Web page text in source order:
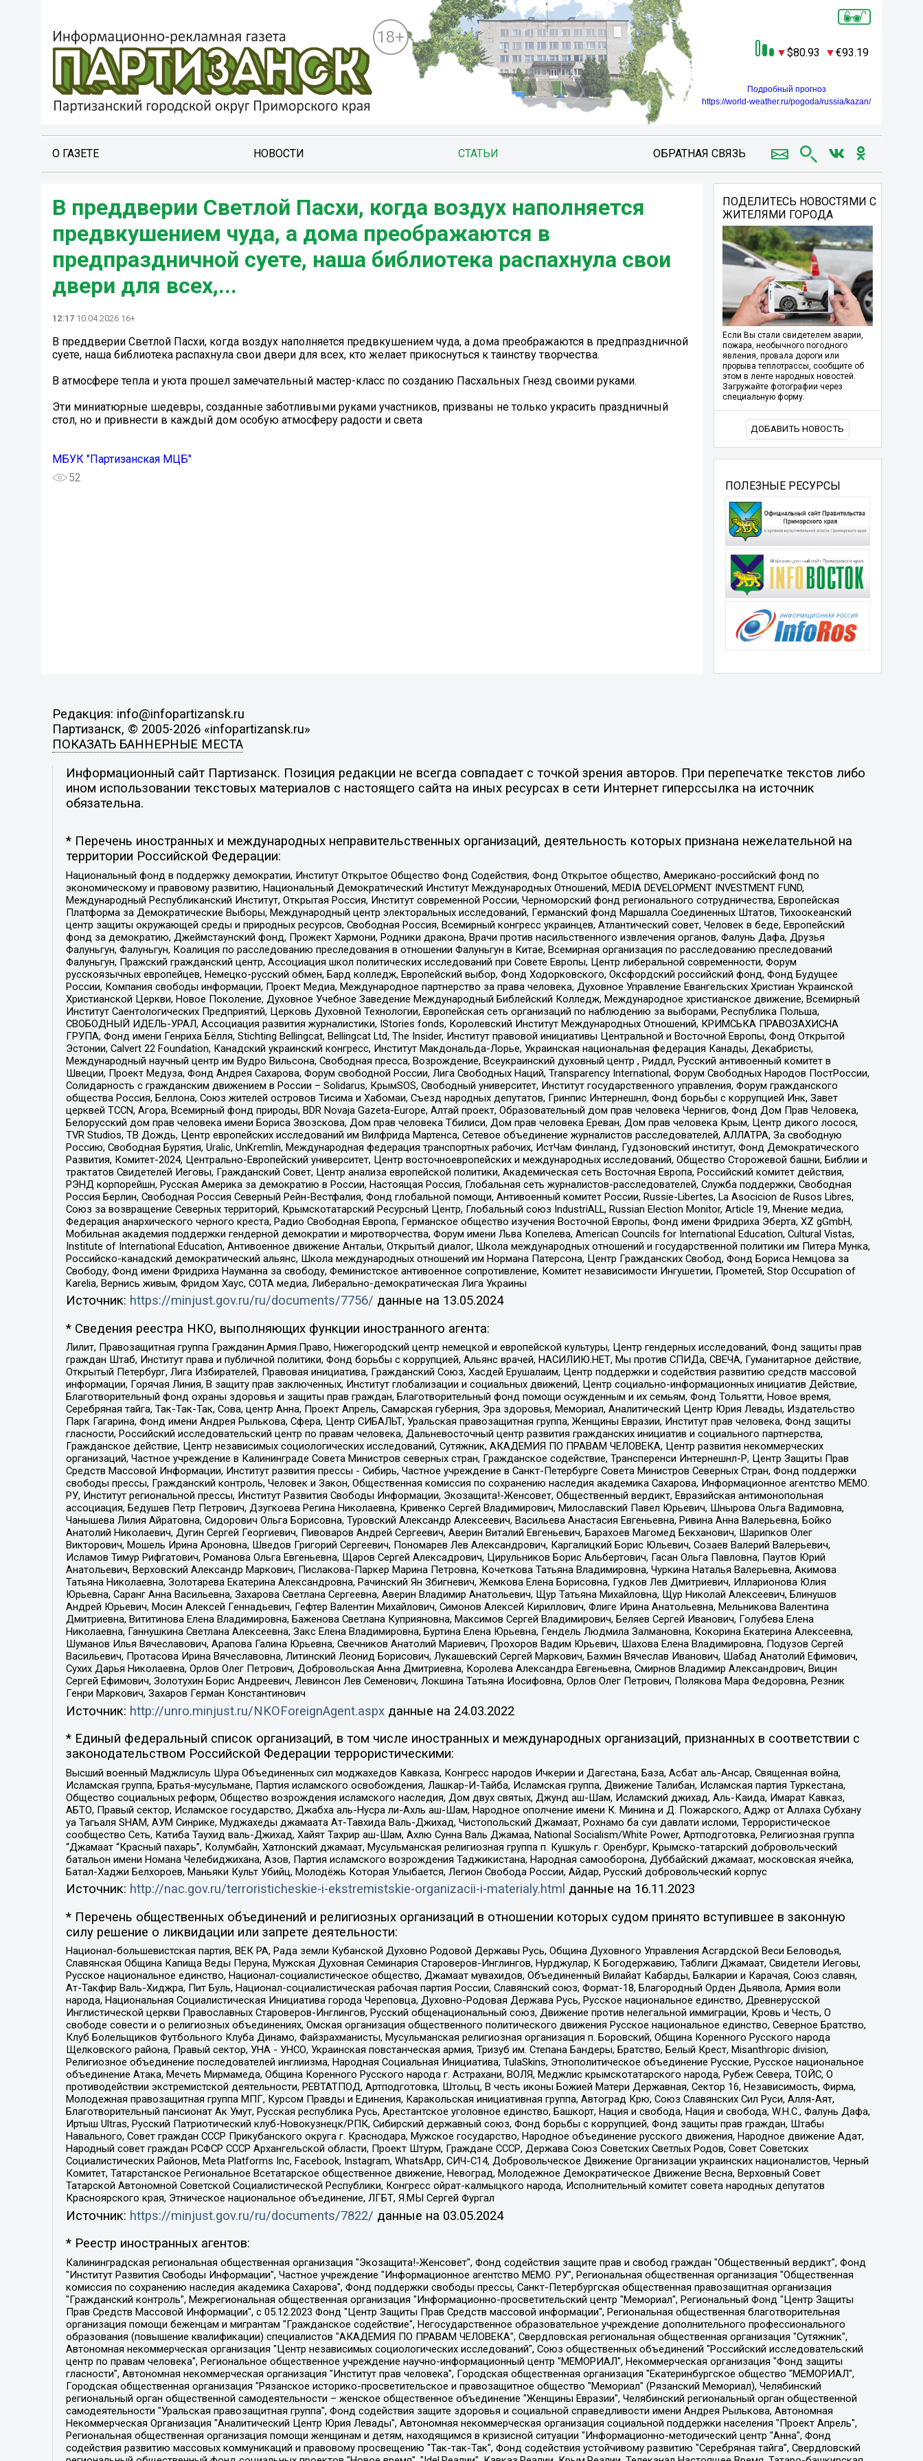
18+
80.93 93.19
Подробный прогноз
https://world-weather.ru/pogoda/russia/kazan/
О ГАЗЕТЕ НОВОСТИ СТАТЬИ ОБРАТНАЯ СВЯЗЬ
В преддверии Светлой Пасхи, когда воздух наполняется
предвкушением чуда, а дома преображаются в
предпраздничной суете, наша библиотека распахнула свои
двери для всех,...
12:17 10.04.2026 16+
В преддверии Светлой Пасхи, когда воздух наполняется предвкушением чуда, а дома преображаются в предпраздничной
суете, наша библиотека распахнула свои двери для всех, кто желает прикоснуться к таинству творчества.
В атмосфере тепла и уюта прошел замечательный мастер-класс по созданию Пасхальных Гнезд своими руками.
Эти миниатюрные шедевры, созданные заботливыми руками участников, призваны не только украсить праздничный
стол, но и привнести в каждый дом особую атмосферу радости и света
МБУК "Партизанская МЦБ"
52
ПОДЕЛИТЕСЬ НОВОСТЯМИ С
ЖИТЕЛЯМИ ГОРОДА
Если Вы стали свидетелем аварии,
пожара, необычного погодного
явления, провала дороги или
прорыва теплотрассы, сообщите об
этом в ленте народных новостей.
Загружайте фотографии через
специальную форму.
ДОБАВИТЬ НОВОСТЬ
ПОЛЕЗНЫЕ РЕСУРСЫ
Редакция: info@infopartizansk.ru
Партизанск, © 2005-2026 «infopartizansk.ru»
ПОКАЗАТЬ БАННЕРНЫЕ МЕСТА
Информационный сайт Партизанск. Позиция редакции не всегда совпадает с точкой зрения авторов. При перепечатке текстов либо
ином использовании текстовых материалов с настоящего сайта на иных ресурсах в сети Интернет гиперссылка на источник
обязательна.
* Перечень иностранных и международных неправительственных организаций, деятельность которых признана нежелательной на
территории Российской Федерации:
Национальный фонд в поддержку демократии, Институт Открытое Общество Фонд Содействия, Фонд Открытое общество, Американо-российский фонд по
экономическому и правовому развитию, Национальный Демократический Институт Международных Отношений, MEDIA DEVELOPMENT INVESTMENT FUND,
Международный Республиканский Институт, Открытая Россия, Институт современной России, Черноморский фонд регионального сотрудничества, Европейская
Платформа за Демократические Выборы, Международный центр электоральных исследований, Германский фонд Маршалла Соединенных Штатов, Тихоокеанский
центр защиты окружающей среды и природных ресурсов, Свободная Россия, Всемирный конгресс украинцев, Атлантический совет, Человек в беде, Европейский
фонд за демократию, Джеймстаунский фонд, Прожект Хармони, Родники дракона, Врачи против насильственного извлечения органов, Фалунь Дафа, Друзья
Фалуньгун, Фалуньгун, Коалиция по расследованию преследования в отношении Фалуньгун в Китае, Всемирная организация по расследованию преследований
Фалуньгун, Пражский гражданский центр, Ассоциация школ политических исследований при Совете Европы, Центр либеральной современности, Форум
русскоязычных европейцев, Немецко-русский обмен, Бард колледж, Европейский выбор, Фонд Ходорковского, Оксфордский российский фонд, Фонд Будущее
России, Компания свободы информации, Проект Медиа, Международное партнерство за права человека, Духовное Управление Евангельских Христиан Украинской
Христианской Церкви, Новое Поколение, Духовное Учебное Заведение Международный Библейский Колледж, Международное христианское движение, Всемирный
Институт Саентологических Предприятий, Церковь Духовной Технологии, Европейская сеть организаций по наблюдению за выборами, Республика Польша,
СВОБОДНЫЙ ИДЕЛЬ-УРАЛ, Ассоциация развития журналистики, IStories fonds, Королевский Институт Международных Отношений, КРИМСЬКА ПРАВОЗАХИСНА
ГРУПА, Фонд имени Генриха Бёлля, Stichting Bellingcat, Bellingcat Ltd, The Insider, Институт правовой инициативы Центральной и Восточной Европы, Фонд Открытой
Эстонии, Calvert 22 Foundation, Канадский украинский конгресс, Институт Макдональда-Лорье, Украинская национальная федерация Канады, Декабристы,
Международный научный центр им Вудро Вильсона, Свободная пресса, Возрождение, Всеукраинский духовный центр , Риддл, Русский антивоенный комитет в
Швеции, Проект Медуза, Фонд Андрея Сахарова, Форум свободной России, Лига Свободных Наций, Transparеncy International, Форум Свободных Народов ПостРоссии,
Солидарность с гражданским движением в России – Solidarus, КрымSOS, Свободный университет, Институт государственного управления, Форум гражданского
общества Россия, Беллона, Союз жителей островов Тисима и Хабомаи, Съезд народных депутатов, Гринпис Интернешнл, Фонд борьбы с коррупцией Инк, Завет
церквей TCCN, Агора, Всемирный фонд природы, BDR Novaja Gazeta-Europe, Алтай проект, Образовательный дом прав человека Чернигов, Фонд Дом Прав Человека,
Белорусский дом прав человека имени Бориса Звозскова, Дом прав человека Тбилиси, Дом прав человека Ереван, Дом прав человека Крым, Центр дикого лосося,
TVR Studios, ТВ Дождь, Центр европейских исследований им Вилфрида Мартенса, Сетевое объединение журналистов расследователей, АЛЛАТРА, За свободную
Россию, Свободная Бурятия, Uralic, UnKremlin, Международная федерация транспортных рабочих, ИстЧам Финланд, Гудзоновский институт, Фонд Демократического
Развития, Комитет-2024, Центрально-Европейский университет, Центр восточноевропейских и международных исследований, Общество Сторожевой башни, Библии и
трактатов Свидетелей Иеговы, Гражданский Совет, Центр анализа европейской политики, Академическая сеть Восточная Европа, Российский комитет действия,
РЭНД корпорейшн, Русская Америка за демократию в России, Настоящая Россия, Глобальная сеть журналистов-расследователей, Служба поддержки, Свободная
Россия Берлин, Свободная Россия Северный Рейн-Вестфалия, Фонд глобальной помощи, Антивоенный комитет России, Russie-Libertes, La Asocicion de Rusos Libres,
Союз за возвращение Северных территорий, Крымскотатарский Ресурсный Центр, Глобальный союз IndustriALL, Russian Election Monitor, Article 19, Мнение медиа,
Федерация анархического черного креста, Радио Свободная Европа, Германское общество изучения Восточной Европы, Фонд имени Фридриха Эберта, XZ gGmbH,
Мобильная академия поддержки гендерной демократии и миротворчества, Форум имени Льва Копелева, American Councils for International Education, Cultural Vistas,
Institute of International Education, Антивоенное движение Антальи, Открытый диалог, Школа международных отношений и государственной политики им Питера Мунка,
Российско-канадский демократический альянс, Школа международных отношений им Нормана Патерсона, Центр Гражданских Свобод, Фонд Бориса Немцова за
Свободу, Фонд имени Фридриха Науманна за свободу, Феминистское антивоенное сопротивление, Комитет независимости Ингушетии, Прометей, Stop Occupation of
Karelia, Вернись живым, Фридом Хаус, СОТА медиа, Либерально-демократическая Лига Украины
Источник: https://minjust.gov.ru/ru/documents/7756/ данные на 13.05.2024
* Сведения реестра НКО, выполняющих функции иностранного агента:
Лилит, Правозащитная группа Гражданин.Армия.Право, Нижегородский центр немецкой и европейской культуры, Центр гендерных исследований, Фонд защиты прав
граждан Штаб, Институт права и публичной политики, Фонд борьбы с коррупцией, Альянс врачей, НАСИЛИЮ.НЕТ, Мы против СПИДа, СВЕЧА, Гуманитарное действие,
Открытый Петербург, Лига Избирателей, Правовая инициатива, Гражданский Союз, Хасдей Ерушалаим, Центр поддержки и содействия развитию средств массовой
информации, Горячая Линия, В защиту прав заключенных, Институт глобализации и социальных движений, Центр социально-информационных инициатив Действие,
Благотворительный фонд охраны здоровья и защиты прав граждан, Благотворительный фонд помощи осужденным и их семьям, Фонд Тольятти, Новое время,
Серебряная тайга, Так-Так-Так, Сова, центр Анна, Проект Апрель, Самарская губерния, Эра здоровья, Мемориал, Аналитический Центр Юрия Левады, Издательство
Парк Гагарина, Фонд имени Андрея Рылькова, Сфера, Центр СИБАЛЬТ, Уральская правозащитная группа, Женщины Евразии, Институт прав человека, Фонд защиты
гласности, Российский исследовательский центр по правам человека, Дальневосточный центр развития гражданских инициатив и социального партнерства,
Гражданское действие, Центр независимых социологических исследований, Сутяжник, АКАДЕМИЯ ПО ПРАВАМ ЧЕЛОВЕКА, Центр развития некоммерческих
организаций, Частное учреждение в Калининграде Совета Министров северных стран, Гражданское содействие, Трансперенси Интернешнл-Р, Центр Защиты Прав
Средств Массовой Информации, Институт развития прессы - Сибирь, Частное учреждение в Санкт-Петербурге Совета Министров Северных Стран, Фонд поддержки
свободы прессы, Гражданский контроль, Человек и Закон, Общественная комиссия по сохранению наследия академика Сахарова, Информационное агентство МЕМО.
РУ, Институт региональной прессы, Институт Развития Свободы Информации, Экозащита!-Женсовет, Общественный вердикт, Евразийская антимонопольная
ассоциация, Бедушев Петр Петрович, Дзугкоева Регина Николаевна, Кривенко Сергей Владимирович, Милославский Павел Юрьевич, Шнырова Ольга Вадимовна,
Чанышева Лилия Айратовна, Сидорович Ольга Борисовна, Туровский Александр Алексеевич, Васильева Анастасия Евгеньевна, Ривина Анна Валерьевна, Бойко
Анатолий Николаевич, Дугин Сергей Георгиевич, Пивоваров Андрей Сергеевич, Аверин Виталий Евгеньевич, Барахоев Магомед Бекханович, Шарипков Олег
Викторович, Мошель Ирина Ароновна, Шведов Григорий Сергеевич, Пономарев Лев Александрович, Каргалицкий Борис Юльевич, Созаев Валерий Валерьевич,
Исламов Тимур Рифгатович, Романова Ольга Евгеньевна, Щаров Сергей Алексадрович, Цирульников Борис Альбертович, Гасан Ольга Павловна, Паутов Юрий
Анатольевич, Верховский Александр Маркович, Пислакова-Паркер Марина Петровна, Кочеткова Татьяна Владимировна, Чуркина Наталья Валерьевна, Акимова
Татьяна Николаевна, Золотарева Екатерина Александровна, Рачинский Ян Збигневич, Жемкова Елена Борисовна, Гудков Лев Дмитриевич, Илларионова Юлия
Юрьевна, Саранг Анна Васильевна, Захарова Светлана Сергеевна, Аверин Владимир Анатольевич, Щур Татьяна Михайловна, Щур Николай Алексеевич, Блинушов
Андрей Юрьевич, Мосин Алексей Геннадьевич, Гефтер Валентин Михайлович, Симонов Алексей Кириллович, Флиге Ирина Анатольевна, Мельникова Валентина
Дмитриевна, Вититинова Елена Владимировна, Баженова Светлана Куприяновна, Максимов Сергей Владимирович, Беляев Сергей Иванович, Голубева Елена
Николаевна, Ганнушкина Светлана Алексеевна, Закс Елена Владимировна, Буртина Елена Юрьевна, Гендель Людмила Залмановна, Кокорина Екатерина Алексеевна,
Шуманов Илья Вячеславович, Арапова Галина Юрьевна, Свечников Анатолий Мариевич, Прохоров Вадим Юрьевич, Шахова Елена Владимировна, Подузов Сергей
Васильевич, Протасова Ирина Вячеславовна, Литинский Леонид Борисович, Лукашевский Сергей Маркович, Бахмин Вячеслав Иванович, Шабад Анатолий Ефимович,
Сухих Дарья Николаевна, Орлов Олег Петрович, Добровольская Анна Дмитриевна, Королева Александра Евгеньевна, Смирнов Владимир Александрович, Вицин
Сергей Ефимович, Золотухин Борис Андреевич, Левинсон Лев Семенович, Локшина Татьяна Иосифовна, Орлов Олег Петрович, Полякова Мара Федоровна, Резник
Генри Маркович, Захаров Герман Константинович
Источник: http://unro.minjust.ru/NKOForeignAgent.aspxданные на 24.03.2022
* Единый федеральный список организаций, в том числе иностранных и международных организаций, признанных в соответствии с
законодательством Российской Федерации террористическими:
Высший военный Маджлисуль Шура Объединенных сил моджахедов Кавказа, Конгресс народов Ичкерии и Дагестана, База, Асбат аль-Ансар, Священная война,
Исламская группа, Братья-мусульмане, Партия исламского освобождения, Лашкар-И-Тайба, Исламская группа, Движение Талибан, Исламская партия Туркестана,
Общество социальных реформ, Общество возрождения исламского наследия, Дом двух святых, Джунд аш-Шам, Исламский джихад, Аль-Каида, Имарат Кавказ,
АБТО, Правый сектор, Исламское государство, Джабха аль-Нусра ли-Ахль аш-Шам, Народное ополчение имени К. Минина и Д. Пожарского, Аджр от Аллаха Субхану
уа Тагьаля SHAM, АУМ Синрике, Муджахеды джамаата Ат-Тавхида Валь-Джихад, Чистопольский Джамаат, Рохнамо ба суи давлати исломи, Террористическое
сообщество Сеть, Катиба Таухид валь-Джихад, Хайят Тахрир аш-Шам, Ахлю Сунна Валь Джамаа, National Socialism/White Power, Артподготовка, Религиозная группа
“Джамаат “Красный пахарь”, Колумбайн, Хатлонский джамаат, Мусульманская религиозная группа п. Кушкуль г. Оренбург, Крымско-татарский добровольческий
батальон имени Номана Челебиджихана, Азов, Партия исламского возрождения Таджикистана, Народная самооборона, Дуббайский джамаат, московская ячейка,
Батал-Хаджи Белхороев, Маньяки Культ Убийц, Молодёжь Которая Улыбается, Легион Свобода России, Айдар, Русский добровольческий корпус
Источник: http://nac.gov.ru/terroristicheskie-i-ekstremistskie-organizacii-i-materialy.html данные на 16.11.2023
* Перечень общественных объединений и религиозных организаций в отношении которых судом принято вступившее в законную
силу решение о ликвидации или запрете деятельности:
Национал-большевистская партия, ВЕК РА, Рада земли Кубанской Духовно Родовой Державы Русь, Община Духовного Управления Асгардской Веси Беловодья,
Славянская Община Капища Веды Перуна, Мужская Духовная Семинария Староверов-Инглингов, Нурджулар, К Богодержавию, Таблиги Джамаат, Свидетели Иеговы,
Русское национальное единство, Национал-социалистическое общество, Джамаат мувахидов, Объединенный Вилайат Кабарды, Балкарии и Карачая, Союз славян,
Ат-Такфир Валь-Хиджра, Пит Буль, Национал-социалистическая рабочая партия России, Славянский союз, Формат-18, Благородный Орден Дьявола, Армия воли
народа, Национальная Социалистическая Инициатива города Череповца, Духовно-Родовая Держава Русь, Русское национальное единство, Древнерусской
Инглистической церкви Православных Староверов-Инглингов, Русский общенациональный союз, Движение против нелегальной иммиграции, Кровь и Честь, О
свободе совести и о религиозных объединениях, Омская организация общественного политического движения Русское национальное единство, Северное Братство,
Клуб Болельщиков Футбольного Клуба Динамо, Файзрахманисты, Мусульманская религиозная организация п. Боровский, Община Коренного Русского народа
Щелковского района, Правый сектор, УНА - УНСО, Украинская повстанческая армия, Тризуб им. Степана Бандеры, Братство, Белый Крест, Misanthropic division,
Религиозное объединение последователей инглиизма, Народная Социальная Инициатива, TulaSkins, Этнополитическое объединение Русские, Русское национальное
объединение Атака, Мечеть Мирмамеда, Община Коренного Русского народа г. Астрахани, ВОЛЯ, Меджлис крымскотатарского народа, Рубеж Севера, ТОЙС, О
противодействии экстремистской деятельности, РЕВТАТПОД, Артподготовка, Штольц, В честь иконы Божией Матери Державная, Сектор 16, Независимость, Фирма,
Молодежная правозащитная группа МПГ, Курсом Правды и Единения, Каракольская инициативная группа, Автоград Крю, Союз Славянских Сил Руси, Алля-Аят,
Благотворительный пансионат Ак Умут, Русская республика Русь, Арестантское уголовное единство, Башкорт, Нация и свобода, Нация и свобода, W.H.С., Фалунь Дафа,
Иртыш Ultras, Русский Патриотический клуб-Новокузнецк/РПК, Сибирский державный союз, Фонд борьбы с коррупцией, Фонд защиты прав граждан, Штабы
Навального, Совет граждан СССР Прикубанского округа г. Краснодара, Мужское государство, Народное объединение русского движения, Народное движение Адат,
Народный совет граждан РСФСР СССР Архангельской области, Проект Штурм, Граждане СССР, Держава Союз Советских Светлых Родов, Совет Советских
Социалистических Районов, Meta Platforms Inc, Facebook, Instagram, WhatsApp, СИЧ-С14, Добровольческое Движение Организации украинских националистов, Черный
Комитет, Татарстанское Региональное Всетатарское общественное движение, Невоград, Молодежное Демократическое Движение Весна, Верховный Совет
Татарской Автономной Советской Социалистической Республики, Конгресс ойрат-калмыцкого народа, Исполнительный комитет совета народных депутатов
Красноярского края, Этническое национальное объединение, ЛГБТ, Я.МЫ Сергей Фургал
Источник: https://minjust.gov.ru/ru/documents/7822/ данные на 03.05.2024
* Реестр иностранных агентов:
Калининградская региональная общественная организация "Экозащита!-Женсовет", Фонд содействия защите прав и свобод граждан "Общественный вердикт", Фонд "Институт Развития Свободы Информации", Частное учреждение "Информационное агентство МЕМО. РУ", Региональная общественная организация "Общественная комиссия по сохранению наследия академика Сахарова", Фонд поддержки свободы прессы, Санкт-Петербургская общественная правозащитная организация "Гражданский контроль", Межрегиональная общественная организация "Информационно-просветительский центр "Мемориал", Региональный Фонд "Центр Защиты Прав Средств Массовой Информации", с 05.12.2023 Фонд "Центр Защиты Прав Средств массовой информации", Региональная общественная благотворительная организация помощи беженцам и мигрантам "Гражданское содействие", Негосударственное образовательное учреждение дополнительного профессионального образования (повышение квалификации) специалистов "АКАДЕМИЯ ПО ПРАВАМ ЧЕЛОВЕКА", Свердловская региональная общественная организация "Сутяжник", Автономная некоммерческая организация "Центр независимых социологических исследований", Союз общественных объединений "Российский исследовательский центр по правам человека", Региональное общественное учреждение научно-информационный центр "МЕМОРИАЛ", Некоммерческая организация "Фонд защиты гласности", Автономная некоммерческая организация "Институт прав человека", Городская общественная организация "Екатеринбургское общество "МЕМОРИАЛ", Городская общественная организация "Рязанское историко-просветительское и правозащитное общество "Мемориал" (Рязанский Мемориал), Челябинский региональный орган общественной самодеятельности – женское общественное объединение "Женщины Евразии", Челябинский региональный орган общественной самодеятельности "Уральская правозащитная группа", Фонд содействия защите здоровья и социальной справедливости имени Андрея Рылькова, Автономная Некоммерческая Организация "Аналитический Центр Юрия Левады", Автономная некоммерческая организация социальной поддержки населения "Проект Апрель", Региональная общественная организация помощи женщинам и детям, находящимся в кризисной ситуации "Информационно-методический центр "Анна", Фонд содействия развитию массовых коммуникаций и правовому просвещению "Так-так-Так", Фонд содействия устойчивому развитию "Серебряная тайга", Свердловский региональный общественный фонд социальных проектов "Новое время", "Idel.Реалии", Кавказ.Реалии, Крым.Реалии, Телеканал Настоящее Время, Татаро-башкирская служба Радио Свобода (Azatliq Radiosi), Радио Свободная Европа/Радио Свобода (PCE/PC), "Сибирь.Реалии", "Фактограф", Благотворительный фонд помощи осужденным и их семьям, Автономная некоммерческая организация "Институт глобализации и социальных движений", Фонд "В защиту прав заключенных", Частное учреждение "Центр поддержки и содействия развитию средств массовой информации", Пензенский региональный общественный благотворительный фонд "Гражданский союз", "Север.Реалии", Некоммерческая организация Фонд "Правовая инициатива", Общество с ограниченной ответственностью "Радио Свободная Европа/Радио Свобода", Чешское информационное агентство "MEDIUM-ORIENT", Красноярская региональная общественная организация "Мы против СПИДа", Камалягин Денис Николаевич, Маркелов Сергей Евгеньевич, Пономарев Лев Александрович, Савицкая Людмила Алексеевна, Автономная некоммерческая организация "Центр по работе с проблемой насилия "НАСИЛИЮ.НЕТ", Межрегиональный профессиональный союз работников здравоохранения "Альянс врачей", Юридическое лицо, зарегистрированное в Латвийской Республике, SIA "Medusa Project" (регистрационный номер 40103797863, дата регистрации 10.06.2014), Некоммерческая организация "Фонд по борьбе с коррупцией", Автономная некоммерческая организация "Институт права и публичной политики", Баданин Роман Сергеевич, Гликин Максим Александрович, Железнова Мария Михайловна, Лукьянова Юлия Сергеевна, Маетная Елизавета Витальевна, Маняхин Петр Борисович, Чуракова Ольга Владимировна, Ярош Юлия Петровна, Юридическое лицо "The Insider SIA", зарегистрированное в Риге, Латвийская Республика (дата регистрации 26.06.2015), являющееся администратором доменного имени интернет-издания "The Insider SIA", https://theins.ru, Постернак Алексей Евгеньевич, Рубин Михаил Аркадьевич, Анин Роман Александрович, Юридическое лицо Istories fonds, зарегистрированное в Латвийской Республике (регистрационный номер 50008295751, дата регистрации 24.02.2020), Великовский Дмитрий Александрович, Долинина Ирина Николаевна, Мароховская Алеся Алексеевна, Шлейнов Роман Юрьевич, Шмагун Олеся Валентиновна, Общество с ограниченной ответственностью "Альтаир 2021", Общество с ограниченной ответственностью "Вега 2021", Общество с ограниченной ответственностью "Главный редактор 2021", Общество с ограниченной ответственностью "Ромашки монолит", Важенков Артем Валерьевич, Ивановская областная общественная организация "Центр гендерных исследований", Гурман Юрий Альбертович, Медиапроект "ОВД-Инфо", Егоров Владимир Владимирович, Жилинский Владимир Александрович, Общество с ограниченной ответственностью "ЗП", Иванова София Юрьевна, Карезина Инна Павловна, Кильтау Екатерина Викторовна, Петров Алексей Викторович, Пискунов Сергей Евгеньевич, Смирнов Сергей Сергеевич, Тихонов Михаил Сергеевич, Общество с ограниченной ответственностью "ЖУРНАЛИСТ-ИНОСТРАННЫЙ АГЕНТ", Арапова Галина Юрьевна, Вольтская Татьяна Анатольевна, Американская компания "Mason G.E.S. Anonymous Foundation" (США), являющаяся владельцем интернет-издания https://mnews.world/, Компания "Stichting Bellingcat", зарегистрированная в Нидерландах (дата регистрации 11.07.2018), Захаров Андрей Вячеславович, Клепиковская Екатерина Дмитриевна, Общество с ограниченной ответственностью "МЕМО", Перл Роман Александрович, Симонов Евгений Алексеевич, Соловьева Елена Анатольевна, Сотников Даниил Владимирович, Сурначева Елизавета Дмитриевна, Автономная некоммерческая организация по защите прав человека и информированию населения "Якутия – Наше Мнение", Общество с ограниченной ответственностью "Москоу диджитал медиа", с 26.01.2023 Общество с ограниченной ответственностью "Чайка Белые сады", Ветошкина Валерия Валерьевна, Заговора Максим Александрович, Межрегиональное общественное движение "Российская ЛГБТ - сеть", Оленичев Максим Владимирович, Павлов Иван Юрьевич, Скворцова Елена Сергеевна, Общество с ограниченной ответственностью "Как бы инагент", Кочетков Игорь Викторович, Общество с ограниченной ответственностью "Честные выборы", Еланчик Олег Александрович, Общество с ограниченной ответственностью "Нобелевский призыв", Гималова Регина Эмилевна, Григорьев Андрей Валерьевич, Григорьева Алина Александровна, Ассоциация по содействию защите прав призывников, альтернативнослужащих и военнослужащих "Правозащитная группа "Гражданин.Армия.Право", Хисамова Регина Фаритовна, Автономная некоммерческая организация по реализации социально-правовых программ "Лилит", Дальневосточное общественное движение "Маяк", Санкт-Петербургская ЛГБТ-инициативная группа "Выход", Инициативная группа ЛГБТ+ "Реверс", Алексеев Андрей Викторович, Бекбулатова Таисия Львовна, Беляев Иван Михайлович, Владыкина Елена Сергеевна, Гельман Марат Александрович, Никульшина Вероника Юрьевна, Толоконникова Надежда Андреевна, Шендерович Виктор Анатольевич, Общество с ограниченной ответственностью "Данное сообщение", Общество с ограниченной ответственностью Издательский дом "Новая глава", Айнбиндер Александра Александровна, Московский комьюнити-центр для ЛГБТ+инициатив, Благотворительный фонд развития филантропии, Deutsche Welle (Германия, Kurt-Schumacher-Strasse 3, 53113 Bonn), Борзунова Мария Михайловна, Воробьев Виктор Викторович, Голубева Анна Львовна, Константинова Алла Михайловна, Малкова Ирина Владимировна, Мурадов Мурад Абдулгалимович, Осетинская Елизавета Николаевна, Понасенков Евгений Николаевич, Ганапольский Матвей Юрьевич, Киселев Евгений Алексеевич, Борухович Ирина Григорьевна, Дремин Иван Тимофеевич, Дубровский Дмитрий Викторович, Красноярская региональная общественная организация поддержки и развития альтернативных образовательных технологий и межкультурных коммуникаций "ИНТЕРРА", Маяковская Екатерина Алексеевна, Фейгин Марк Захарович, Филимонов Андрей Викторович, Дзугкоева Регина Николаевна, Доброхотов Роман Александрович, Дудь Юрий Александрович, Елкин Сергей Владимирович, Кругликов Кирилл Игоревич, Сабунаева Мария Леонидовна, Семенов Алексей Владимирович, Шаинян Карен Багратович, Шульман Екатерина Михайловна, Асафьев Артур Валерьевич, Вахштайн Виктор Семенович, Венедиктов Алексей Алексеевич, Лушникова Екатерина Евгеньевна, Волков Леонид Михайлович, Невзоров Александр Глебович, Пархоменко Сергей Борисович, Сироткин Ярослав Николаевич, Кара-Мурза Владимир Владимирович, Баранова Наталья Владимировна, Гозман Леонид Яковлевич, Кагарлицкий Борис Юльевич, Климарев Михаил Валерьевич, Милов Владимир Станиславович, Автономная некоммерческая организация Краснодарский центр современного искусства "Типография", Моргенштерн Алишер Тагирович, Соболь Любовь Эдуардовна, Общество с ограниченной ответственностью "ЛИЗА НОРМ", Каспаров Гарри Кимович, Ходорковский Михаил Борисович, Общество с ограниченной ответственностью "Апрельские тезисы", Данилович Ирина Брониславовна, Кашин Олег Владимирович, Петров Николай Владимирович, Пивоваров Алексей Владимирович, Соколов Михаил Владимирович, Цветкова Юлия Владимировна, Чичваркин Евгений Александрович, Комитет против пыток/Команда против пыток, Общество с ограниченной ответственностью "Первый научный", Общество с ограниченной ответственностью "Вертолет и ко", Белоцерковская Вероника Борисовна, Кац Максим Евгеньевич, Лазарева Татьяна Юрьевна, Шаведдинов Руслан Табризович, Яшин Илья Валерьевич, Общество с ограниченной ответственностью "Иноагент ААВ", Алешковский Дмитрий Петрович, Альбац Евгения Марковна, Быков Дмитрий Львович, Галямина Юлия Евгеньевна, Лойко Сергей Леонидович, Мартынов Кирилл Константинович, Медведев Сергей Александрович, Крашенинников Федор Геннадиевич, Гордеева Катерина Вл